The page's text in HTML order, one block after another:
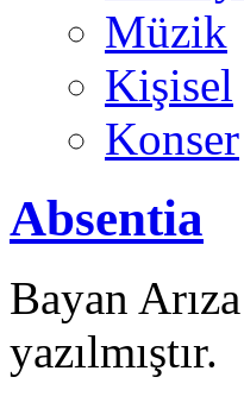
Müzik
Kişisel
Konser
Absentia
Bayan
yazılmıştır.